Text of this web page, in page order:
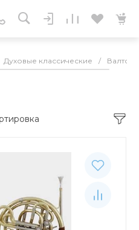
Духовые классические /